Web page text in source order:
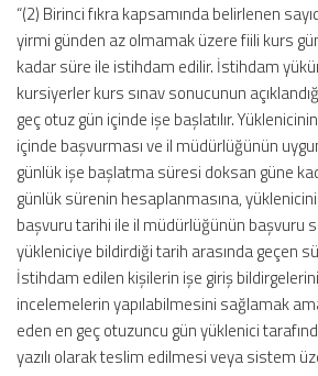
“(2) Birinci fıkra kapsamında belirlenen
yirmi günden az olmamak üzere fiili kurs
kadar süre ile istihdam edilir. İstihdam
kursiyerler kurs sınav sonucunun
geç otuz gün içinde işe başlatılır.
içinde başvurması ve il müdürlüğünün
günlük işe başlatma süresi doksan güne
günlük sürenin hesaplanmasına,
başvuru tarihi ile il müdürlüğünün başvuru
yükleniciye bildirdiği tarih arasında geçen
İstihdam edilen kişilerin işe giriş
incelemelerin yapılabilmesini sağlamak
eden en geç otuzuncu gün yüklenici
yazılı olarak teslim edilmesi veya sistem